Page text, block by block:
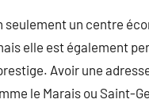
seulement un centre
elle est également
Avoir une
le Marais ou Saint-